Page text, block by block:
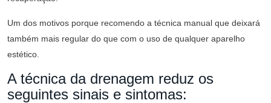
Um dos motivos porque recomendo a técnica manual que deixará
também mais regular do que com o uso de qualquer aparelho
estético.
A técnica da drenagem reduz os
seguintes sinais e sintomas: